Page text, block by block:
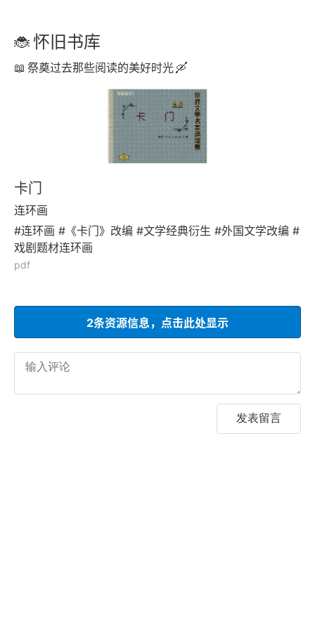
怀旧书库
祭奠过去那些阅读的美好时光
卡门
连环画
#连环画 #《卡门》改编 #文学经典衍生 #外国文学改编 #
戏剧题材连环画
pdf
2条资源信息，点击此处显示
发表留言